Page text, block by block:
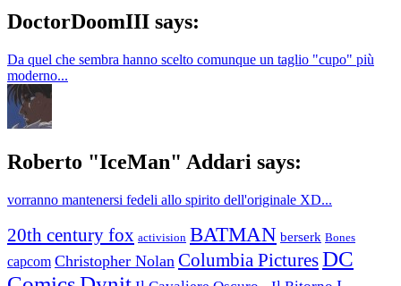
DoctorDoomIII says:
Da quel che sembra hanno scelto comunque un taglio "cupo" più
moderno...
Roberto "IceMan" Addari says:
vorranno mantenersi fedeli allo spirito dell'originale XD...
20th century fox activision BATMAN berserk Bones
capcom Christopher Nolan Columbia PicturesDC